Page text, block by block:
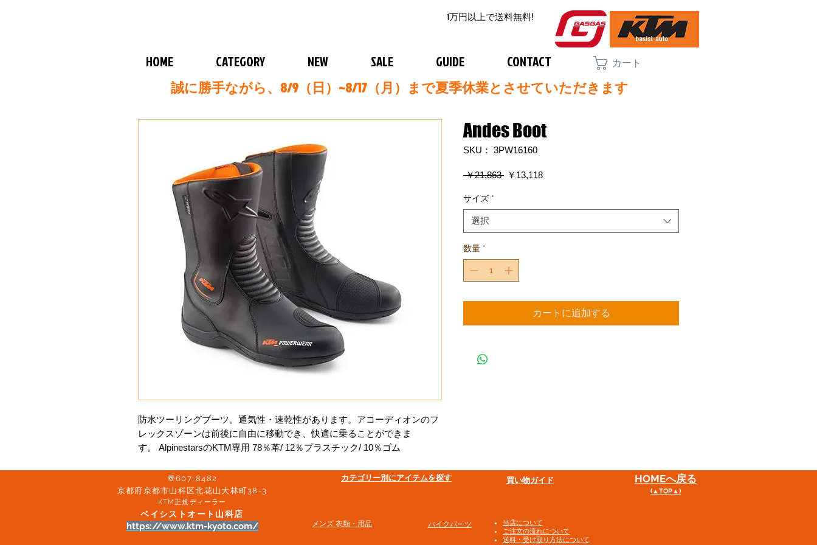
1万円以上で送料無料!
HOME CATEGORY NEW SALE GUIDE CONTACT カート
誠に勝手ながら、8/9（日）~8/17（月）まで夏季休業とさせていただきます
防水ツーリングブーツ。通気性・速乾性があります。アコーディオンのフ
レックスゾーンは前後に自由に移動でき、快適に乗ることができま
す。 AlpinestarsのKTM専用 78％革/ 12％プラスチック/ 10％ゴム
Andes Boot
SKU： 3PW16160
￥21,863 通
格
￥13,118セ
価
サイズ *
選択
数量 *
カートに追加する
〠607-8482
京都府京都市山科区北花山大林町38-3​
KTM正規ディーラー
ベイシストオート山科店
https://www.ktm-kyoto.com/
​カテゴリー別にアイテムを探す
メンズ 衣類・用品 バイクパーツ
買い物ガイド HOMEへ戻る
(▲TOP▲)
​当店について
ご注文の流れについて
送料・受け取り方法について